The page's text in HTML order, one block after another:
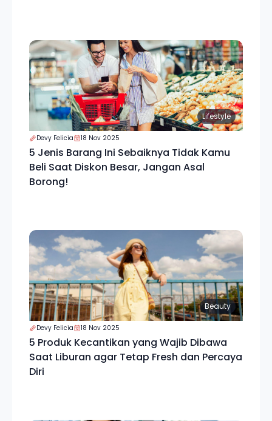
Lifestyle
Devy Felicia 18 Nov 2025
5 Jenis Barang Ini Sebaiknya Tidak Kamu
Beli Saat Diskon Besar, Jangan Asal
Borong!
Beauty
Devy Felicia 18 Nov 2025
5 Produk Kecantikan yang Wajib Dibawa
Saat Liburan agar Tetap Fresh dan Percaya
Diri